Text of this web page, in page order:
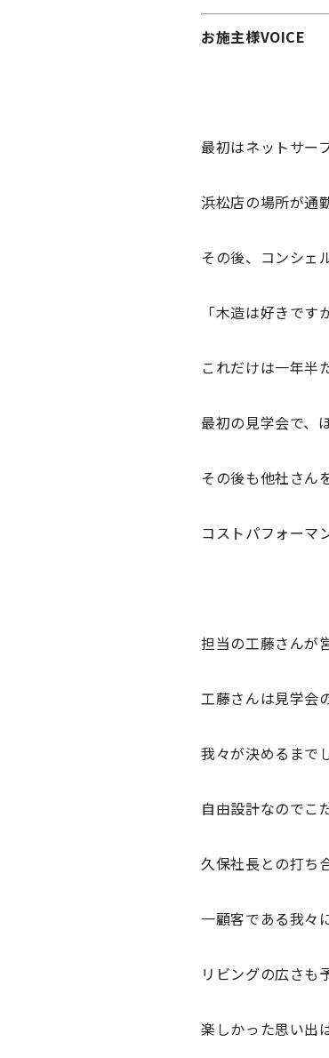
お施主様VOICE
最初はネットサー
浜松店の場所が通
その後、コンシェ
「木造は好きで
これだけは一年半
最初の見学会で、
その後も他社さん
コストパフォーマ
担当の工藤さんが
工藤さんは見学会
我々が決めるまで
自由設計なのでこ
久保社長との打ち
一顧客である我々
リビングの広さも
楽しかった思い出